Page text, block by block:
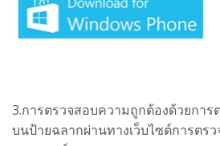
3.การตรวจสอบความถูกต้องด้วยการ
บนป้ายฉลากผ่านทางเว็บไซต์การตร